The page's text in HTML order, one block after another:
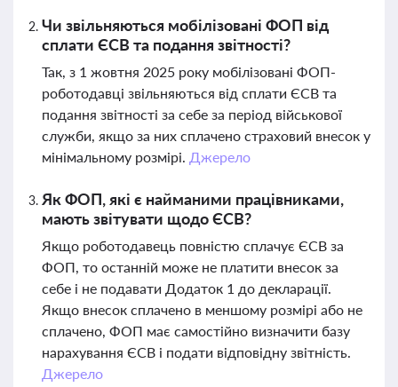
Чи звільняються мобілізовані ФОП від
сплати ЄСВ та подання звітності?
Так, з 1 жовтня 2025 року мобілізовані ФОП-
роботодавці звільняються від сплати ЄСВ та
подання звітності за себе за період військової
служби, якщо за них сплачено страховий внесок у
мінімальному розмірі. Джерело
Як ФОП, які є найманими працівниками,
мають звітувати щодо ЄСВ?
Якщо роботодавець повністю сплачує ЄСВ за
ФОП, то останній може не платити внесок за
себе і не подавати Додаток 1 до декларації.
Якщо внесок сплачено в меншому розмірі або не
сплачено, ФОП має самостійно визначити базу
нарахування ЄСВ і подати відповідну звітність.
Джерело